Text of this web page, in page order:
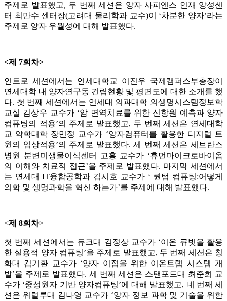
주제로 발표했고, 두 번째 세션은 양자 사피엔스 인재 양성센
터 최만수 센터장(고려대 물리학과 교수)이 ‘차분한 양자’라는
주제로 양자 우월성에 대해 발표했다.
<제 7회차>
인트로 세션에서는 연세대학교 이진우 국제캠퍼스부총장이
연세대학 내 양자연구동 건립현황 및 평면도에 대한 소개를 했
다. 첫 번째 세션에서는 연세대 의과대학 의생명시스템정보학
교실 김상우 교수가 ‘암 면역치료를 위한 신항원 예측과 양자
컴퓨팅의 적용’의 주제로 발표했고, 두 번째 세션은 연세대학
교 약학대학 장민정 교수가 ‘양자컴퓨터를 활용한 디지털 트
윈의 임상적용’의 주제로 발표했다. 세 번째 세션은 세브란스
병원 분변미생물이식센터 고홍 교수가 ‘휴먼마이크로바이옴
의 이해와 치료적 접근’을 주제로 발표했다. 마지막 세션에서
는 연세대 IT융합공학과 김시호 교수가 ‘ 퀀텀 컴퓨팅:어떻게
의학 및 생명과학을 혁신 하는가’를 주제에 대해 발표했다.
<제 8회차>
첫 번째 세션에서는 듀크대 김정상 교수가 ‘이온 큐빗을 활용
한 실용적 양자 컴퓨팅’을 주제로 발표했고, 두 번째 세션은 칭
화대 김기환 교수가 ‘양자 이점을 위한 이온트랩 시스템 개
발’을 주제로 발표했다. 세 번째 세션은 스탠포드대 최준희 교
수가 ‘중성원자 기반 양자컴퓨팅’에 대해 발표했고, 네 번째 세
션은 워털루대 김나영 교수가 ‘양자 정보 과학 및 기술을 위한